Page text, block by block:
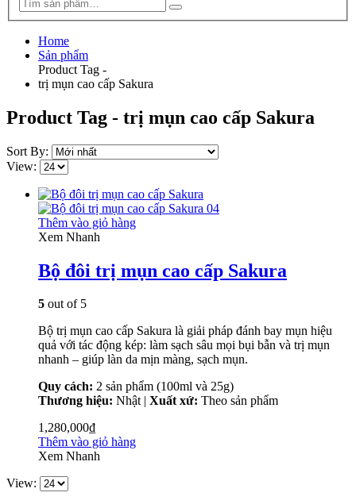
Home
Sản phẩm
Product Tag -
trị mụn cao cấp Sakura
Product Tag - trị mụn cao cấp Sakura
Sort By:
View:
Thêm vào giỏ hàng
Xem Nhanh
Bộ đôi trị mụn cao cấp Sakura
5 out of 5
Bộ trị mụn cao cấp Sakura là giải pháp đánh bay mụn hiệu
quả với tác động kép: làm sạch sâu mọi bụi bẫn và trị mụn
nhanh – giúp làn da mịn màng, sạch mụn.
Quy cách: 2 sản phẩm (100ml và 25g)
Thương hiệu: Nhật | Xuất xứ: Theo sản phẩm
1,280,000₫
Thêm vào giỏ hàng
Xem Nhanh
View: